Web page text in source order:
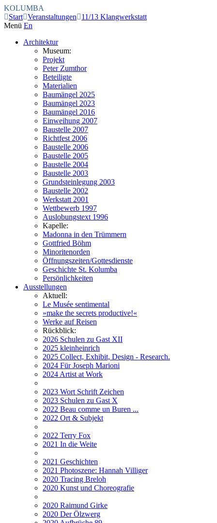
KOLUMBA
Start Veranstaltungen
11/13 Klangwerkstatt
Menü En
Architektur
Museum:
Projekt
Peter Zumthor
Beteiligte
Materialien
Baumängel 2025
Baumängel 2023
Baumängel 2016
Einweihung 2007
Baustelle 2007
Richtfest 2006
Baustelle 2006
Baustelle 2005
Baustelle 2004
Baustelle 2003
Grundsteinlegung 2003
Baustelle 2002
Werkstatt 2001
Wettbewerb 1997
Auslobungstext 1996
Kapelle:
Madonna in den Trümmern
Gottfried Böhm
Minoritenorden
Öffnungszeiten/Gottesdienste
Geschichte St. Kolumba
Persönlichkeiten
Ausstellungen
Aktuell:
Le Musée sentimental
»make the secrets productive!«
Werke auf Reisen
Rückblick:
2026 Schulen zu Gast XII
2025 kleinheinrich
2025 Collect, Exhibit, Design - Research.
2024 Für Joseph Marioni
2024 Artist at Work
2023 Wort Schrift Zeichen
2023 Schulen zu Gast X
2022 Beau comme un Buren ...
2022 Ort & Subjekt
2022 Terry Fox
2021 In die Weite
2021 Geschichten
2021 Photoszene: Hannah Villiger
2020 Tracing Breloh
2020 Kunst und Choreografie
2020 Raimund Girke
2020 Der Ölzwerg